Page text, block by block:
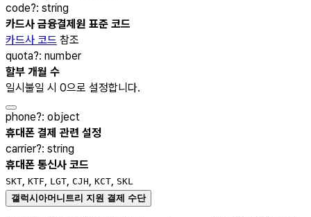
code?: string
카드사 금융결제원 표준 코드
카드사 코드 참조
quota?: number
할부 개월 수
일시불일 시 0으로 설정합니다.
phone?: object
휴대폰 결제 관련 설정
carrier?: string
휴대폰 통신사 코드
SKT, KTF, LGT, CJH, KCT, SKL
갤럭시아머니트리 지원 결제 수단